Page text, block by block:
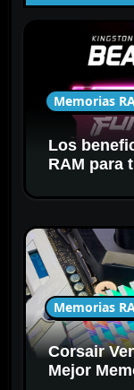
s
Memorias
Los
RAM para
Memorias
Corsair
Mejor